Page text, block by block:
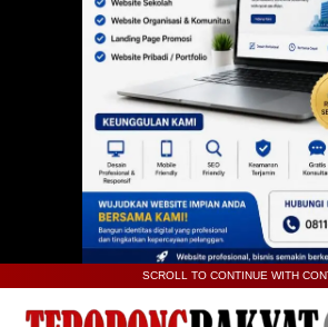
SCROLL TO CONTINUE WITH